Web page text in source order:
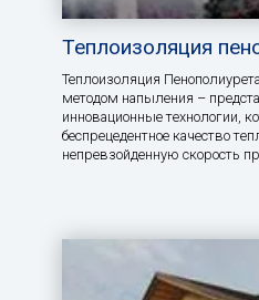
Теплоизоляция
Теплоизоляция
методом напыления –
инновационные технологии,
беспрецедентное качество
непревзойденную скорость